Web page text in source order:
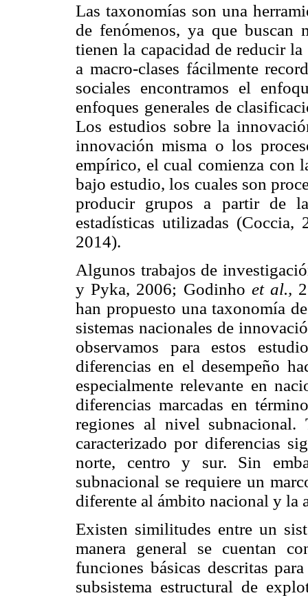
Las taxonomías son una
de fenómenos, ya que buscan
tienen la capacidad de reducir
a macro-clases fácilmente
sociales encontramos el
enfoques generales de
Los estudios sobre la
innovación misma o los
empírico, el cual comienza con
bajo estudio, los cuales son
producir grupos a partir de
estadísticas utilizadas
2014).
Algunos trabajos de
y Pyka, 2006; Godinho et al.,
han propuesto una taxonomía
sistemas nacionales de
observamos para estos
diferencias en el desempeño
especialmente relevante en
diferencias marcadas en
regiones al nivel
caracterizado por diferencias
norte, centro y sur. Sin
subnacional se requiere un
diferente al ámbito nacional y la
Existen similitudes entre un
manera general se cuentan
funciones básicas descritas
subsistema estructural de